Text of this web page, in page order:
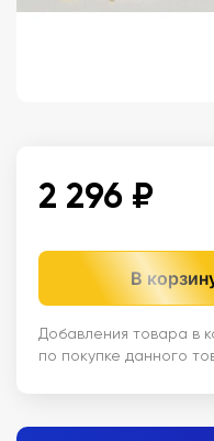
2 296 ₽
В
Добавления товара в
по покупке данного